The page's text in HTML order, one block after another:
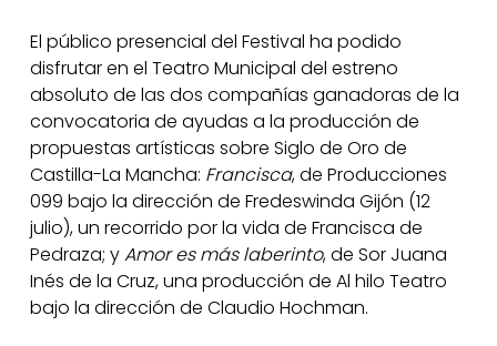
El público presencial del Festival ha podido
disfrutar en el Teatro Municipal del estreno
absoluto de las dos compañías ganadoras de la
convocatoria de ayudas a la producción de
propuestas artísticas sobre Siglo de Oro de
Castilla-La Mancha: Francisca, de Producciones
099 bajo la dirección de Fredeswinda Gijón (12
julio), un recorrido por la vida de Francisca de
Pedraza; yAmor es más laberinto, de Sor Juana
Inés de la Cruz, una producción de Al hilo Teatro
bajo la dirección de Claudio Hochman.